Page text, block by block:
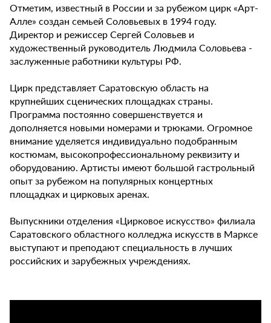
Отметим, известный в России и за рубежом цирк «Арт-
Алле» создан семьей Соловьевых в 1994 году.
Директор и режиссер Сергей Соловьев и
художественный руководитель Людмила Соловьева -
заслуженные работники культуры РФ.
Цирк представляет Саратовскую область на
крупнейших сценических площадках страны.
Программа постоянно совершенствуется и
дополняется новыми номерами и трюками. Огромное
внимание уделяется индивидуально подобранным
костюмам, высокопрофессиональному реквизиту и
оборудованию. Артисты имеют большой гастрольный
опыт за рубежом на популярных концертных
площадках и цирковых аренах.
Выпускники отделения «Цирковое искусство» филиала
Саратовского областного колледжа искусств в Марксе
выступают и преподают специальность в лучших
российских и зарубежных учреждениях.